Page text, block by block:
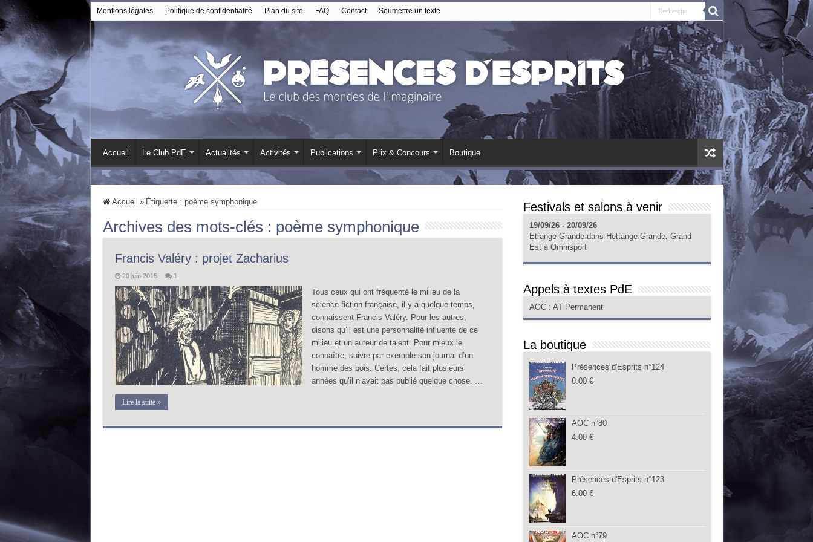
Mentions légales Politique de confidentialité Plan du site FAQ Contact Soumettre un texte
Accueil Le Club PdE Actualités Activités Publications Prix & Concours Boutique
Accueil » Étiquette : poème symphonique
Archives des mots-clés : poème symphonique
Francis Valéry : projet Zacharius
20 juin 2015 1
Tous ceux qui ont fréquenté le milieu de la
science-fiction française, il y a quelque temps,
connaissent Francis Valéry. Pour les autres,
disons qu’il est une personnalité influente de ce
milieu et un auteur de talent. Pour mieux le
connaître, suivre par exemple son journal d’un
homme des bois. Certes, cela fait plusieurs
années qu’il n’avait pas publié quelque chose. …
Lire la suite »
Festivals et salons à venir
19/09/26 - 20/09/26
Etrange Grande dans Hettange Grande, Grand
Est à Omnisport
Appels à textes PdE
AOC : AT Permanent
La boutique
Présences d'Esprits n°124
6.00 €
AOC n°80
4.00 €
Présences d'Esprits n°123
6.00 €
AOC n°79